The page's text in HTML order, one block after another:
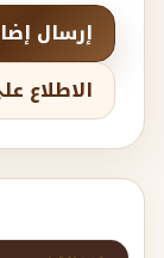
إرسال
الاطلاع